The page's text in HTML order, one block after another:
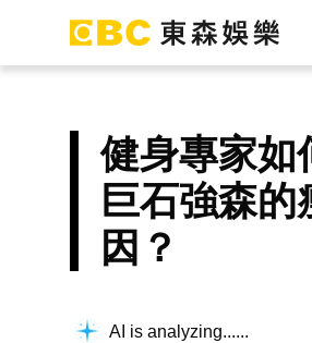
健身專家如
巨石強森的
因？
AI is analyzing...